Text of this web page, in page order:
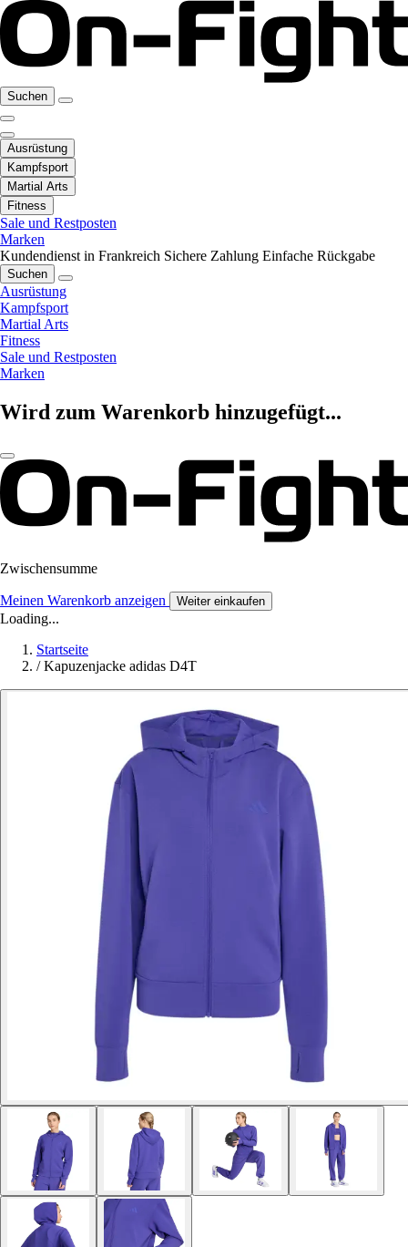
Suchen
Ausrüstung
Kampfsport
Martial Arts
Fitness
Sale und Restposten
Marken
Kundendienst in Frankreich Sichere Zahlung Einfache Rückgabe
Suchen
Ausrüstung
Kampfsport
Martial Arts
Fitness
Sale und Restposten
Marken
Wird zum Warenkorb hinzugefügt...
Zwischensumme
Meinen Warenkorb anzeigen Weiter einkaufen
Loading...
Startseite
/ Kapuzenjacke adidas D4T